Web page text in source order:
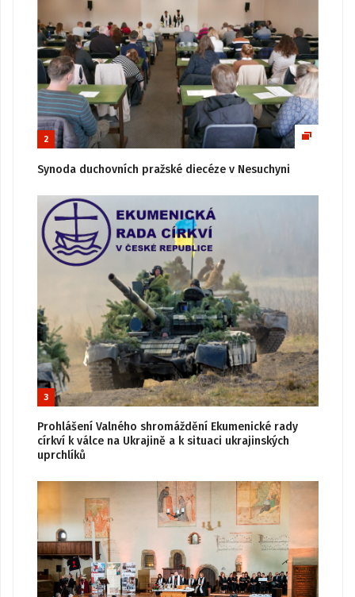
2
Synoda duchovních pražské diecéze v Nesuchyni
3
Prohlášení Valného shromáždění Ekumenické rady
církví k válce na Ukrajině a k situaci ukrajinských
uprchlíků